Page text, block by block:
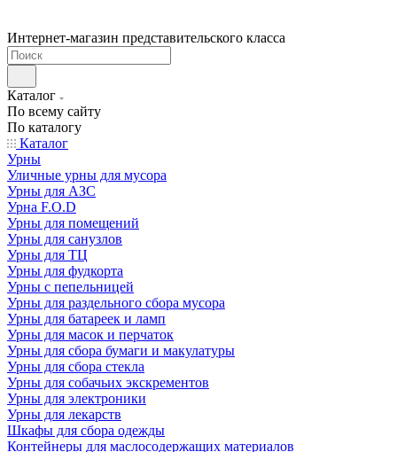
Интернет-магазин представительского класса
Каталог
По всему сайту
По каталогу
Каталог
Урны
Уличные урны для мусора
Урны для АЗС
Урна F.O.D
Урны для помещений
Урны для санузлов
Урны для ТЦ
Урны для фудкорта
Урны с пепельницей
Урны для раздельного сбора мусора
Урны для батареек и ламп
Урны для масок и перчаток
Урны для сбора бумаги и макулатуры
Урны для сбора стекла
Урны для собачьих экскрементов
Урны для электроники
Урны для лекарств
Шкафы для сбора одежды
Контейнеры для маслосодержащих материалов